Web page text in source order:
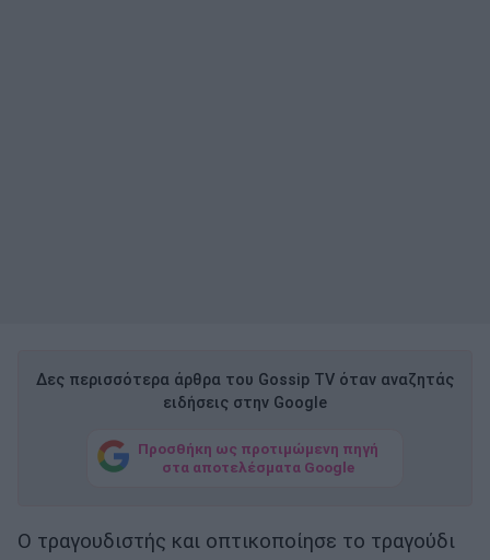
Δες περισσότερα άρθρα του Gossip TV όταν αναζητάς
ειδήσεις στην Google
Προσθήκη ως προτιμώμενη πηγή
στα αποτελέσματα Google
Ο τραγουδιστής και οπτικοποίησε το τραγούδι